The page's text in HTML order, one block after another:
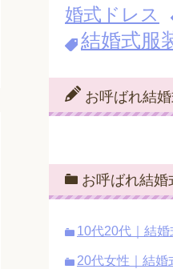
婚式ドレス
結婚式服
お呼ばれ結
お呼ばれ結
10代20代｜結
20代女性｜結婚